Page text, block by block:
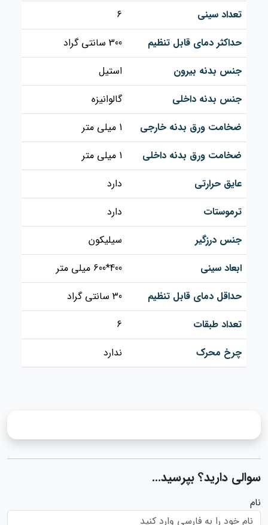
تعداد سینی
6
حداکثر دمای قابل تنظیم
300 سانتی گراد
جنس بدنه بیرون
استیل
جنس بدنه داخلی
گالوانیزه
ضخامت ورق بدنه خارجی
1 میلی متر
ضخامت ورق بدنه داخلی
1 میلی متر
عایق حرارتی
دارد
ترموستات
دارد
جنس درزگیر
سیلیکون
ابعاد سینی
400*600 میلی متر
حداقل دمای قابل تنظیم
30 سانتی گراد
تعداد طبقات
6
چرخ محرک
ندارد
سوالی دارید؟ بپرسید...
نام